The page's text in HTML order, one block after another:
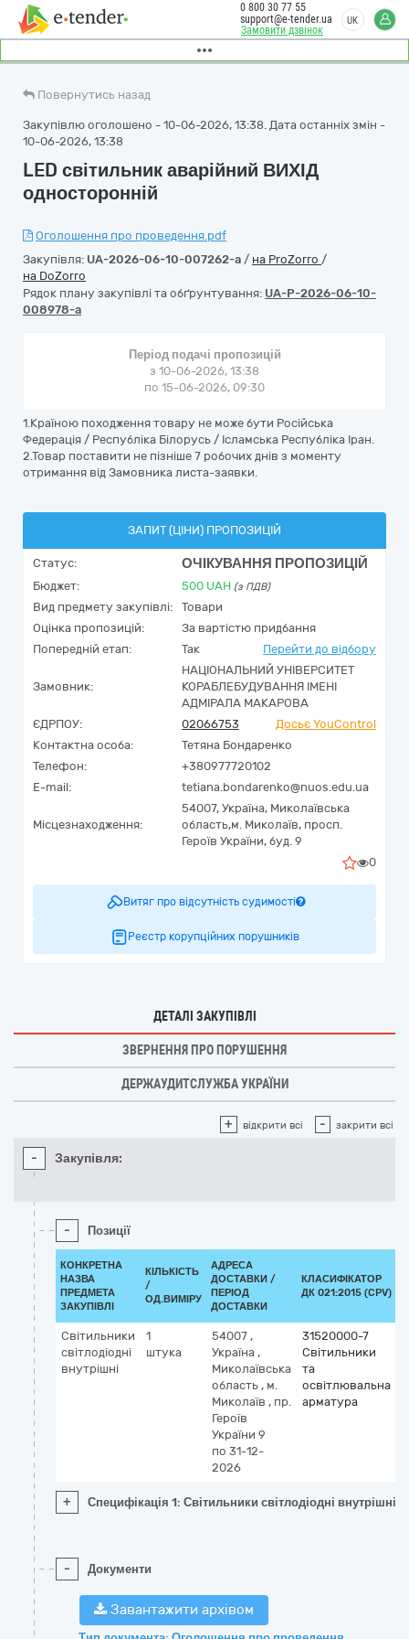
Замовити дзвінок
0 800 30 77 55
support@e-tender.ua
UK
Повернутись назад
Закупівлю оголошено - 10-06-2026, 13:38. Дата останніх змін -
10-06-2026, 13:38
LED світильник аварійний ВИХІД
односторонній
Оголошення про проведення.pdf
Закупівля: UA-2026-06-10-007262-a / на ProZorro /
на DoZorro
Рядок плану закупівлі та обґрунтування: UA-P-2026-06-10-
008978-a
Період подачі пропозицій
з 10-06-2026, 13:38
по 15-06-2026, 09:30
1.Країною походження товару не може бути Російська
Федерація / Республіка Білорусь / Ісламська Республіка Іран.
2.Товар поставити не пізніше 7 робочих днів з моменту
отримання від Замовника листа-заявки.
ЗАПИТ (ЦІНИ) ПРОПОЗИЦІЙ
Статус: ОЧІКУВАННЯ ПРОПОЗИЦІЙ
Бюджет: 500 UAH (з ПДВ)
Вид предмету закупівлі:
Товари
Оцінка пропозицій:
За вартістю придбання
Попередній етап:
Так Перейти до відбору
Замовник:
НАЦІОНАЛЬНИЙ УНІВЕРСИТЕТ
КОРАБЛЕБУДУВАННЯ ІМЕНІ
АДМІРАЛА МАКАРОВА
ЄДРПОУ:
02066753
Досьє YouControl
Контактна особа:
Тетяна Бондаренко
Телефон:
+380977720102
E-mail:
tetiana.bondarenko@nuos.edu.ua
Місцезнаходження:
54007, Україна, Миколаївська
область,м. Миколаїв, просп.
Героїв України, буд. 9
0
Витяг про відсутність судимості
Реєстр корупційних порушників
ДЕТАЛІ ЗАКУПІВЛІ
ЗВЕРНЕННЯ ПРО ПОРУШЕННЯ
ДЕРЖАУДИТСЛУЖБА УКРАЇНИ
+ відкрити всі - закрити всі
- Закупівля:
- Позиції
КОНКРЕТНА
НАЗВА
ПРЕДМЕТА
ЗАКУПІВЛІ
КІЛЬКІСТЬ
/
ОД.ВИМІРУ
АДРЕСА
ДОСТАВКИ /
ПЕРІОД
ДОСТАВКИ
КЛАСИФІКАТОР
ДК 021:2015 (CPV)
Світильники
світлодіодні
внутрішні
1
штука
54007 ,
Україна ,
Миколаївська
область , м.
Миколаїв , пр.
Героїв
України 9
по 31-12-
2026
31520000-7
Світильники
та
освітлювальна
арматура
+ Специфікація 1: Світильники світлодіодні внутрішні
- Документи
Завантажити архівом